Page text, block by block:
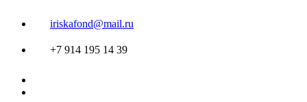
iriskafond@mail.ru
+7 914 195 14 39